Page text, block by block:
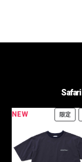
NEW 限定